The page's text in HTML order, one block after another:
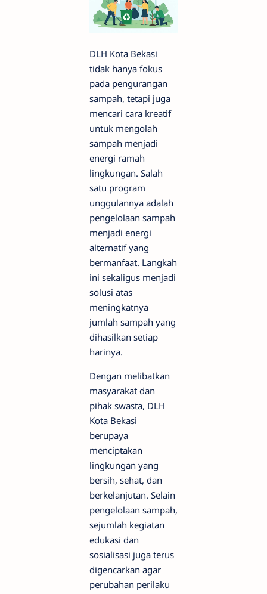
DLH Kota Bekasi
tidak hanya fokus
pada pengurangan
sampah, tetapi juga
mencari cara kreatif
untuk mengolah
sampah menjadi
energi ramah
lingkungan. Salah
satu program
unggulannya adalah
pengelolaan sampah
menjadi energi
alternatif yang
bermanfaat. Langkah
ini sekaligus menjadi
solusi atas
meningkatnya
jumlah sampah yang
dihasilkan setiap
harinya.
Dengan melibatkan
masyarakat dan
pihak swasta, DLH
Kota Bekasi
berupaya
menciptakan
lingkungan yang
bersih, sehat, dan
berkelanjutan. Selain
pengelolaan sampah,
sejumlah kegiatan
edukasi dan
sosialisasi juga terus
digencarkan agar
perubahan perilaku